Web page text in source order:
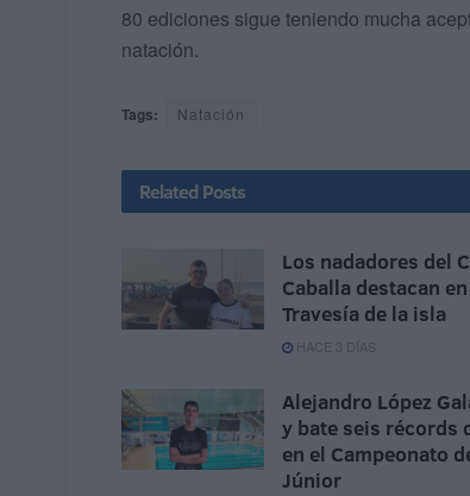
80 ediciones sigue teniendo mucha
natación.
Tags: Natación
Related Posts
Los nadadores del
Caballa destacan
Travesía de la isla
HACE 3 DÍAS
Alejandro López
y bate seis récords
en el Campeonato
Júnior